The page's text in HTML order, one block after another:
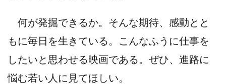
何が発掘できるか。そんな期待、感動とと
もに毎日を生きている。こんなふうに仕事を
したいと思わせる映画である。ぜひ、進路に
悩む若い人に見てほしい。